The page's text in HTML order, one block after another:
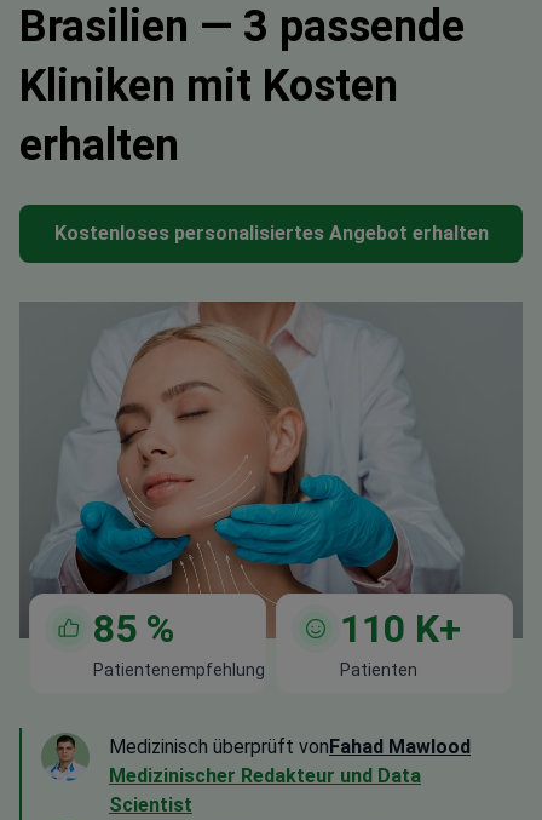
Brasilien — 3 passende
Kliniken mit Kosten
erhalten
Kostenloses personalisiertes Angebot erhalten
85 %
Patientenempfehlung
110 K+
Patienten
Medizinisch überprüft vonFahad Mawlood
Medizinischer Redakteur und Data
Scientist